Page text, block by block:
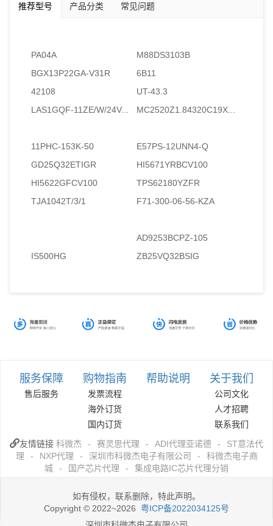
推荐型号 产品分类 常见问题
PA04A
M88DS3103B
BGX13P22GA-V31R
6B11
42108
UT-43.3
LAS1GQF-11ZE/W/24V...
MC2520Z1.84320C19X...
11PHC-153K-50
E57PS-12UNN4-Q
GD25Q32ETIGR
HI5671YRBCV100
HI5622GFCV100
TPS62180YZFR
TJA1042T/3/1
F71-300-06-56-KZA
AD9253BCPZ-105
IS500HG
ZB25VQ32BSIG
服务保障
售后服务
购物指南
发票流程
海外订货
国内订货
帮助说明 关于我们
公司文化
人才招聘
联系我们
友情链接 科微杰 - 赛灵思代理 - ADI代理亚诺德 -
ST意法代
理
- NXP代理 - 深圳市科微杰电子有限公司 -
科微杰电子商
城
- 国产芯片代理 - 集成电路IC芯片代理分销
如有侵权，联系删除，特此声明。
Copyright © 2022~2026 粤ICP备2022034125号